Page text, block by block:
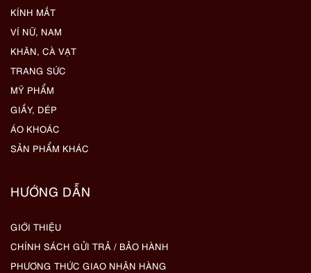
KÍNH MẮT
VÍ NỮ, NAM
KHĂN, CÀ VẠT
TRANG SỨC
MỸ PHẨM
GIẦY, DÉP
ÁO KHOÁC
SẢN PHẨM KHÁC
HƯỚNG DẪN
GIỚI THIỆU
CHÍNH SÁCH GỬI TRẢ / BẢO HÀNH
PHƯƠNG THỨC GIAO NHẬN HÀNG